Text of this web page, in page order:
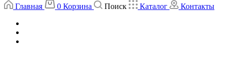
Главная
0 Корзина Поиск Каталог Контакты